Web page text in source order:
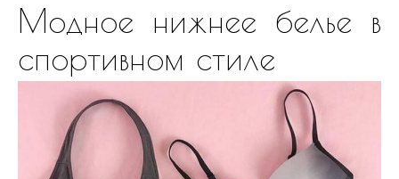
Модное нижнее белье в
спортивном стиле